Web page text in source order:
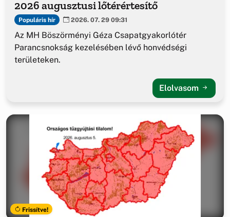
2026 augusztusi lőtérértesítő
Populáris hír 2026. 07. 29 09:31
Az MH Böszörményi Géza Csapatgyakorlótér
Parancsnokság kezelésében lévő honvédségi
területeken.
Elolvasom
Frissítve!